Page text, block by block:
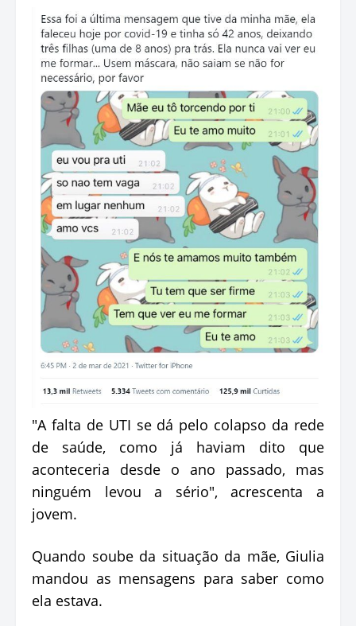
"A falta de UTI se dá pelo colapso da rede
de saúde, como já haviam dito que
aconteceria desde o ano passado, mas
ninguém levou a sério", acrescenta a
jovem.
Quando soube da situação da mãe, Giulia
mandou as mensagens para saber como
ela estava.